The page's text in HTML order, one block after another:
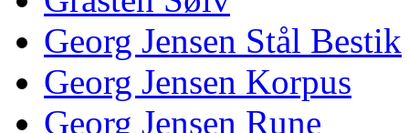
Georg Jensen Stål Bestik
Georg Jensen Korpus
Georg Jensen Rune